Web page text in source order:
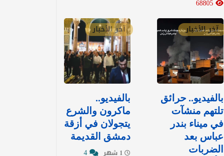
آخر الأخبار
بالفيديو.. حرائق
تلتهم منشآت
في ميناء بندر
عباس بعد
الضربات
آخر الأخبار
بالفيديو..
ماكرون والشرع
يتجولان في أزقة
دمشق القديمة